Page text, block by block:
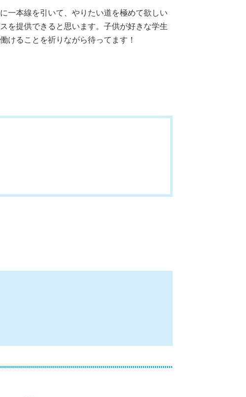
一本線を引いて、やりたい道を極めて欲しい
を提供できると思います。子供が好きな学生
けることを祈りながら待ってます！